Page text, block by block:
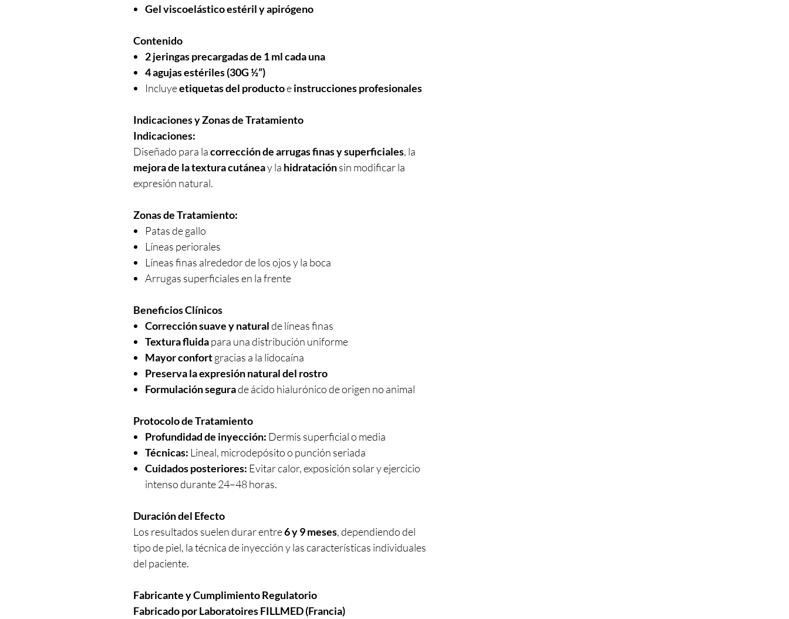
Gel viscoelástico estéril y apirógeno
Contenido
2 jeringas precargadas de 1 ml cada una
4 agujas estériles (30G ½”)
Incluyeetiquetas del productoeinstrucciones profesionales
Indicaciones y Zonas de Tratamiento
Indicaciones:
Diseñado para lacorrección de arrugas finas y superficiales, la
mejora de la textura cutáneay la hidrataciónsin modificar la
expresión natural.
Zonas de Tratamiento:
Patas de gallo
Líneas periorales
Líneas finas alrededor de los ojos y la boca
Arrugas superficiales en la frente
Beneficios Clínicos
Corrección suave y naturalde líneas finas
Textura fluidapara una distribución uniforme
Mayor confortgracias a la lidocaína
Preserva la expresión natural del rostro
Formulación segurade ácido hialurónico de origen no animal
Protocolo de Tratamiento
Profundidad de inyección: Dermis superficial o media
Técnicas: Lineal, microdepósito o punción seriada
Cuidados posteriores: Evitar calor, exposición solar y ejercicio
intenso durante 24–48 horas.
Duración del Efecto
Los resultados suelen durar entre6 y 9 meses, dependiendo del
tipo de piel, la técnica de inyección y las características individuales
del paciente.
Fabricante y Cumplimiento Regulatorio
Fabricado por Laboratoires FILLMED (Francia)